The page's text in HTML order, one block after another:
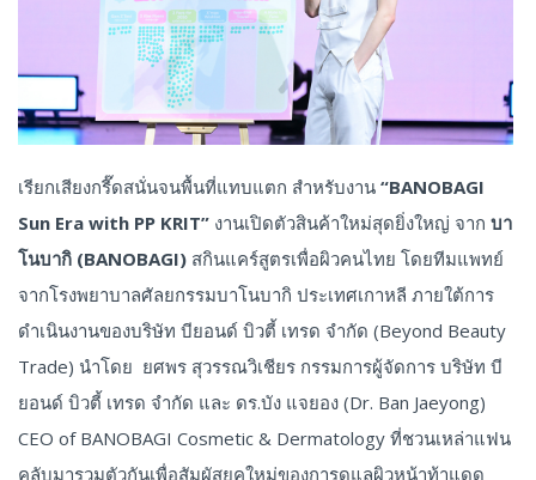
เรียกเสียงกรี๊ดสนั่นจนพื้นที่แทบแตก สำหรับงาน “BANOBAGI
Sun Era with PP KRIT” งานเปิดตัวสินค้าใหม่สุดยิ่งใหญ่ จาก บา
โนบากิ (BANOBAGI) สกินแคร์สูตรเพื่อผิวคนไทย โดยทีมแพทย์
จากโรงพยาบาลศัลยกรรมบาโนบากิ ประเทศเกาหลี ภายใต้การ
ดำเนินงานของบริษัท บียอนด์ บิวตี้ เทรด จำกัด (Beyond Beauty
Trade) นำโดย ยศพร สุวรรณวิเชียร กรรมการผู้จัดการ บริษัท บี
ยอนด์ บิวตี้ เทรด จำกัด และ ดร.บัง แจยอง (Dr. Ban Jaeyong)
CEO of BANOBAGI Cosmetic & Dermatology ที่ชวนเหล่าแฟน
คลับมารวมตัวกันเพื่อสัมผัสยุคใหม่ของการดูแลผิวหน้าท้าแดด